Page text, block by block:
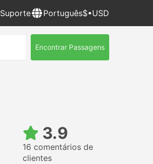
Suporte Português$•USD
Encontrar Passagens
3.9
16 comentários de
clientes